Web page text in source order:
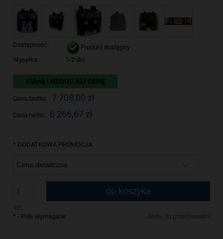
Dostępność:
Produkt dostępny
Wysyłka:
1-2 dni
Kliknij i NEGOCJUJ CENĘ
Cena brutto: 7 708,00 zł
Cena netto: 6 266,67 zł
* DODATKOWA PROMOCJA:
do koszyka
dodaj do przechowalni
* - Pole wymagane